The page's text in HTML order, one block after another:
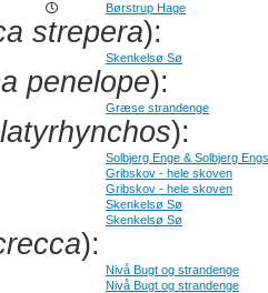
Børstrup Hage
strepera):
Skenkelsø Sø
penelope):
Græse strandenge
):
Solbjerg Enge & Solbjerg
Gribskov - hele skoven
Gribskov - hele skoven
Skenkelsø Sø
Skenkelsø Sø
):
Nivå Bugt og strandenge
Nivå Bugt og strandenge